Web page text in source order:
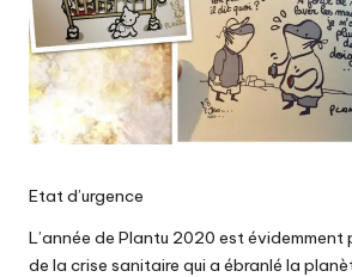
Etat d’urgence
L’année de Plantu 2020 est évidemment
de la crise sanitaire qui a ébranlé la